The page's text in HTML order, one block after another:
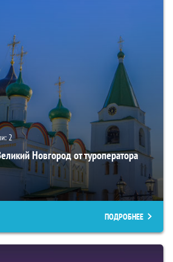
2
Новгород от туроператора
ПОДРОБНЕЕ